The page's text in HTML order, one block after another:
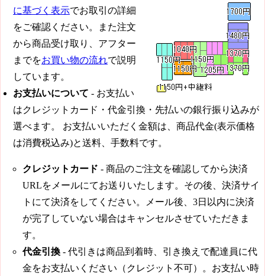
に基づく表示でお取引の詳細
をご確認ください。また注文
から商品受け取り、アフター
までをお買い物の流れで説明
しています。
お支払いについて - お支払い
はクレジットカード・代金引換・先払いの銀行振り込みが
選べます。 お支払いいただく金額は、商品代金(表示価格
は消費税込み)と送料、手数料です。
クレジットカード - 商品のご注文を確認してから決済
URLをメールにてお送りいたします。その後、決済サイ
トにて決済をしてください。メール後、3日以内に決済
が完了していない場合はキャンセルさせていただきま
す。
代金引換 - 代引きは商品到着時、引き換えで配達員に代
金をお支払いください（クレジット不可）。お支払い時